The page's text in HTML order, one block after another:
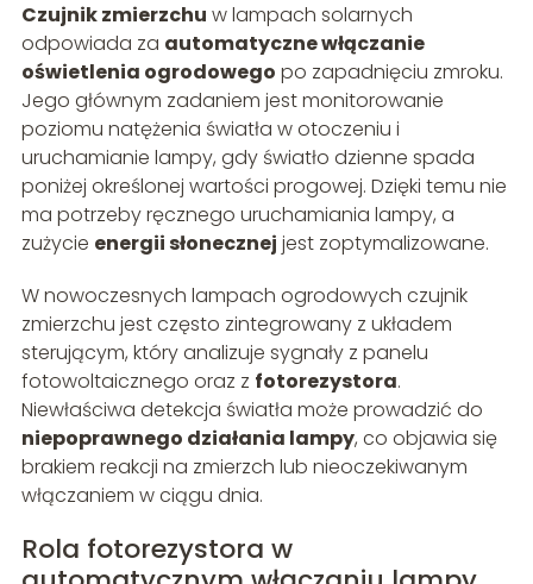
Czujnik zmierzchu w lampach solarnych
odpowiada za automatyczne włączanie
oświetlenia ogrodowego po zapadnięciu zmroku.
Jego głównym zadaniem jest monitorowanie
poziomu natężenia światła w otoczeniu i
uruchamianie lampy, gdy światło dzienne spada
poniżej określonej wartości progowej. Dzięki temu nie
ma potrzeby ręcznego uruchamiania lampy, a
zużycie energii słonecznej jest zoptymalizowane.
W nowoczesnych lampach ogrodowych czujnik
zmierzchu jest często zintegrowany z układem
sterującym, który analizuje sygnały z panelu
fotowoltaicznego oraz z fotorezystora.
Niewłaściwa detekcja światła może prowadzić do
niepoprawnego działania lampy, co objawia się
brakiem reakcji na zmierzch lub nieoczekiwanym
włączaniem w ciągu dnia.
Rola fotorezystora w